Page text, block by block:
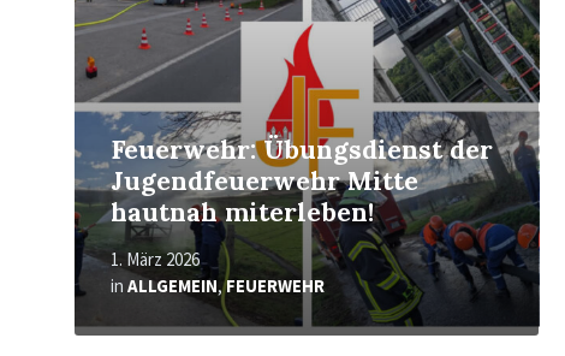
Feuerwehr: Übungsdienst der
Jugendfeuerwehr Mitte
hautnah miterleben!
1. März 2026
in ALLGEMEIN,FEUERWEHR